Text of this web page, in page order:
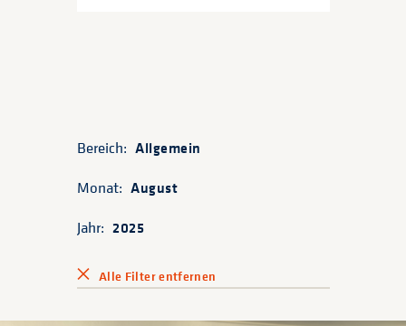
Bereich: Allgemein
Monat: August
Jahr: 2025
Alle Filter entfernen